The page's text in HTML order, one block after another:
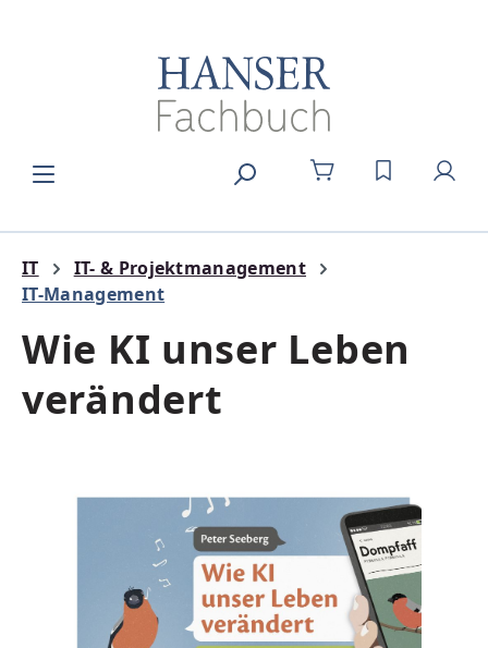
DU HAST 0
IT
IT- & Projektmanagement
IT-Management
Wie KI unser Leben
verändert
Bildergalerie überspringen